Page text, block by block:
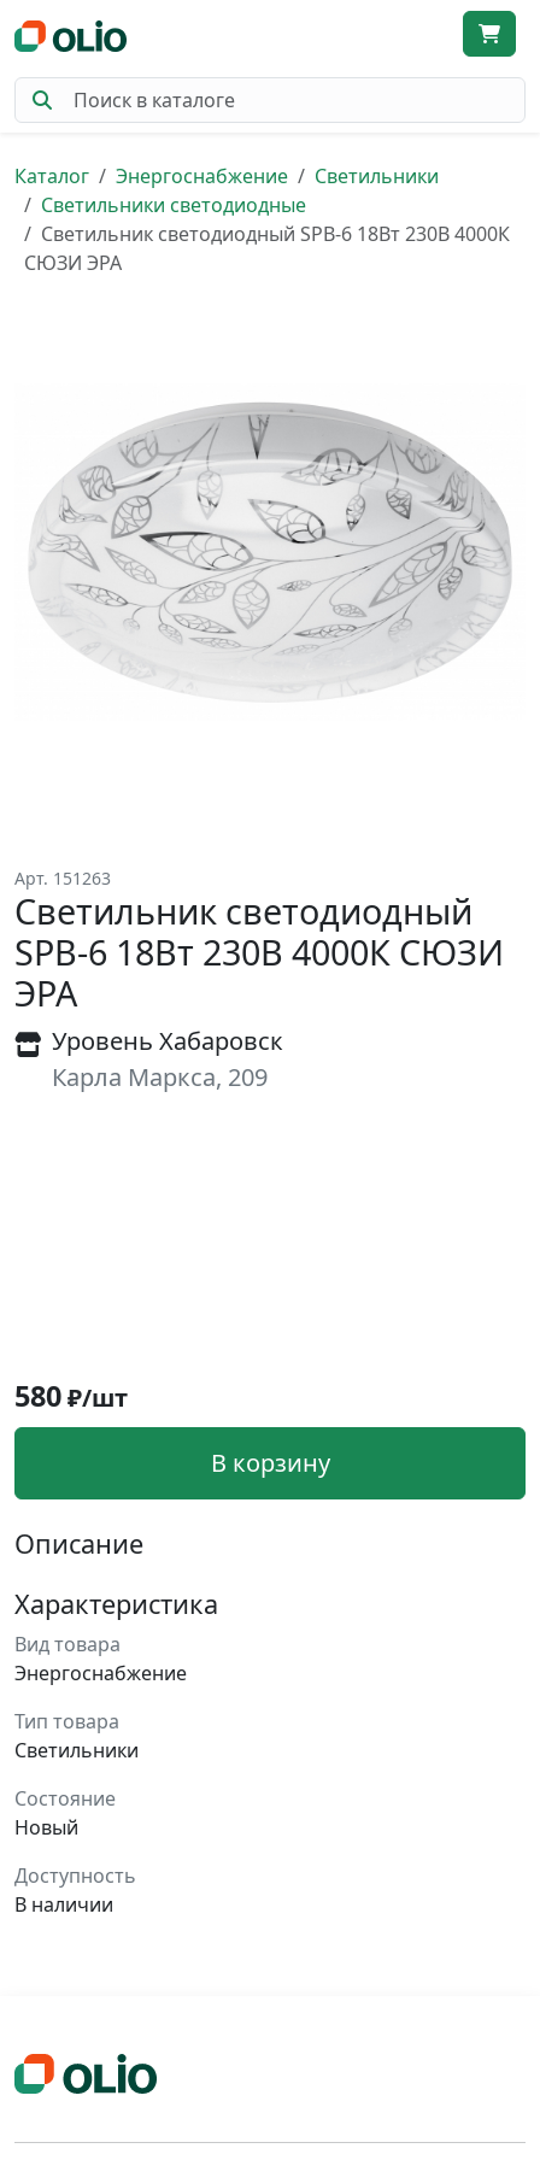
Каталог Энергоснабжение
Светильники
Светильники светодиодные
Светильник светодиодный SPB-6 18Вт 230В 4000К
СЮЗИ ЭРА
Арт. 151263
Светильник светодиодный
SPB-6 18Вт 230В 4000К СЮЗИ
ЭРА
Уровень Хабаровск
Карла Маркса, 209
580₽/шт
В корзину
Описание
Характеристика
Вид товара
Энергоснабжение
Тип товара
Светильники
Состояние
Новый
Доступность
В наличии